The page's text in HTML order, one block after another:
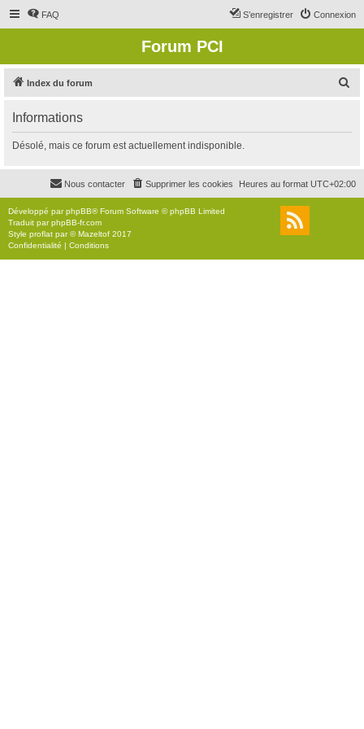
FAQ Connexion
S’enregistrer
Forum PCI
Index du forum
r
c
r
Informations
Désolé, mais ce forum est actuellement indisponible.
Heures au format UTC+02:00
Supprimer les cookies
Nous contacter
Développé parphpBB® Forum Software © phpBB Limited
Traduit parphpBB-fr.com
Style proflat par ©Mazeltof 2017
Confidentialité | Conditions